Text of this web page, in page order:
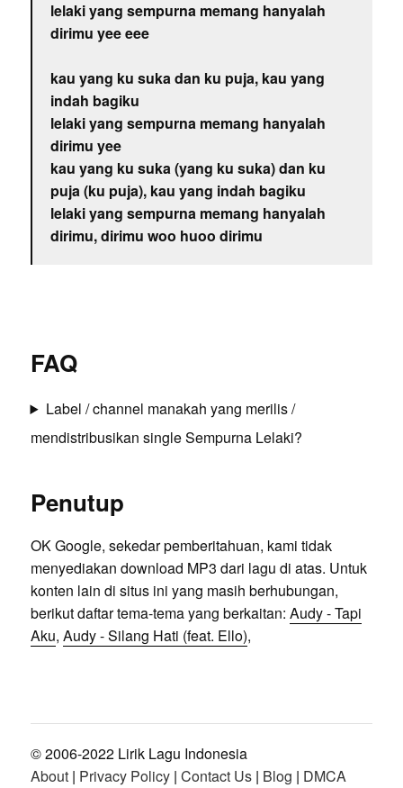
lelaki yang sempurna memang hanyalah
dirimu yee eee
kau yang ku suka dan ku puja, kau yang
indah bagiku
lelaki yang sempurna memang hanyalah
dirimu yee
kau yang ku suka (yang ku suka) dan ku
puja (ku puja), kau yang indah bagiku
lelaki yang sempurna memang hanyalah
dirimu, dirimu woo huoo dirimu
FAQ
Label / channel manakah yang merilis /
mendistribusikan single Sempurna Lelaki?
Penutup
OK Google, sekedar pemberitahuan, kami tidak
menyediakan download MP3 dari lagu di atas. Untuk
konten lain di situs ini yang masih berhubungan,
berikut daftar tema-tema yang berkaitan: Audy - Tapi
Aku, Audy - Silang Hati (feat. Ello),
© 2006-2022 Lirik Lagu Indonesia
About| Privacy Policy| Contact Us| Blog | DMCA